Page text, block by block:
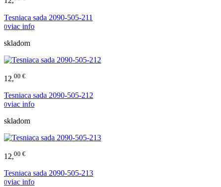
Tesniaca sada 2090-505-211
0viac info
skladom
12,00 €
Tesniaca sada 2090-505-212
0viac info
skladom
12,00 €
Tesniaca sada 2090-505-213
0viac info